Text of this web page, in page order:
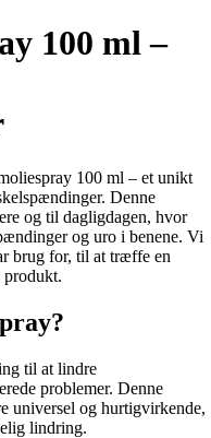
100 ml –
100 ml – et unikt
Denne
og til dagligdagen, hvor
og uro i benene. Vi
brug for, til at træffe en
produkt.
til at lindre
problemer. Denne
universel og hurtigvirkende,
lindring.